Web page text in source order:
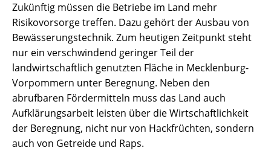
Zukünftig müssen die Betriebe im Land mehr
Risikovorsorge treffen. Dazu gehört der Ausbau von
Bewässerungstechnik. Zum heutigen Zeitpunkt steht
nur ein verschwindend geringer Teil der
landwirtschaftlich genutzten Fläche in Mecklenburg-
Vorpommern unter Beregnung. Neben den
abrufbaren Fördermitteln muss das Land auch
Aufklärungsarbeit leisten über die Wirtschaftlichkeit
der Beregnung, nicht nur von Hackfrüchten, sondern
auch von Getreide und Raps.